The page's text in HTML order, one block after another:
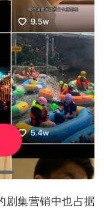
剧集营销中也占据